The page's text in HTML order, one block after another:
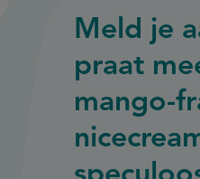
Meld je
praat
mango-